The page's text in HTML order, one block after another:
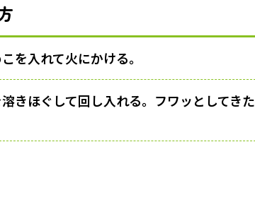
を入れて火にかける。
きほぐして回し入れる。フワッとしてきた